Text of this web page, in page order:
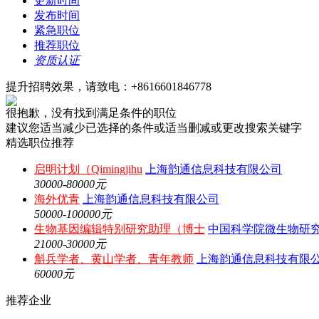
发布时间
紧急职位
推荐职位
资质认证
提升招聘效果，请致电：+8616601846778
很抱歉，没有找到满足条件的职位
建议您适当减少已选择的条件或适当删减或更改搜索关键字
精选职位推荐
启明计划（Qimingjihu
上海韵通信息科技有限公司
30000-80000元
海外优青
上海韵通信息科技有限公司
50000-100000元
生物基因编辑特别研究助理（博士 中国科学院微生物研
21000-30000元
斛兵学者、黄山学者、青年教师
上海韵通信息科技有限
60000元
推荐企业